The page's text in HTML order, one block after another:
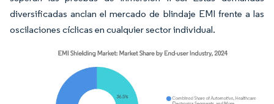
diversificadas anclan el mercado de blindaje EMI frente a las
oscilaciones cíclicas en cualquier sector individual.